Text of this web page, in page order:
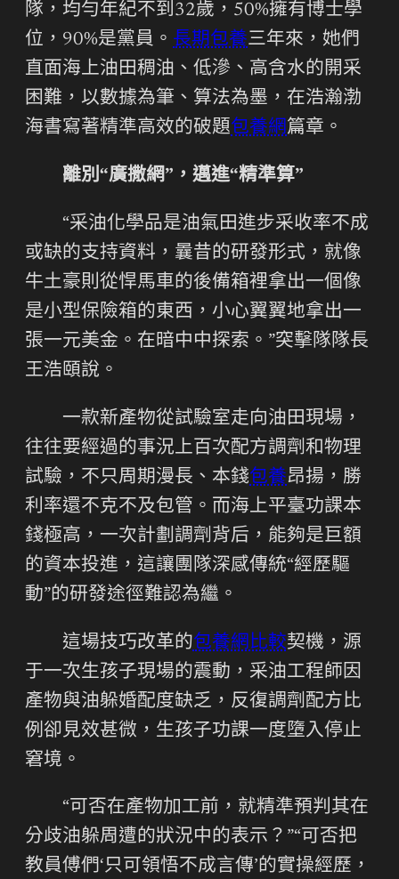
隊，均勻年紀不到32歲，50%擁有博士學
位，90%是黨員。 長期包養三年來，她們
直面海上油田稠油、低滲、高含水的開采
困難，以數據為筆、算法為墨，在浩瀚渤
海書寫著精準高效的破題包養網篇章。
離別“廣撒網”，邁進“精準算”
“采油化學品是油氣田進步采收率不成
或缺的支持資料，曩昔的研發形式，就像
牛土豪則從悍馬車的後備箱裡拿出一個像
是小型保險箱的東西，小心翼翼地拿出一
張一元美金。在暗中中探索。”突擊隊隊長
王浩頤說。
一款新產物從試驗室走向油田現場，
往往要經過的事況上百次配方調劑和物理
試驗，不只周期漫長、本錢包養昂揚，勝
利率還不克不及包管。而海上平臺功課本
錢極高，一次計劃調劑背后，能夠是巨額
的資本投進，這讓團隊深感傳統“經歷驅
動”的研發途徑難認為繼。
這場技巧改革的包養網比較契機，源
于一次生孩子現場的震動，采油工程師因
產物與油躲婚配度缺乏，反復調劑配方比
例卻見效甚微，生孩子功課一度墮入停止
窘境。
“可否在產物加工前，就精準預判其在
分歧油躲周遭的狀況中的表示？”“可否把
教員傅們‘只可領悟不成言傳’的實操經歷，